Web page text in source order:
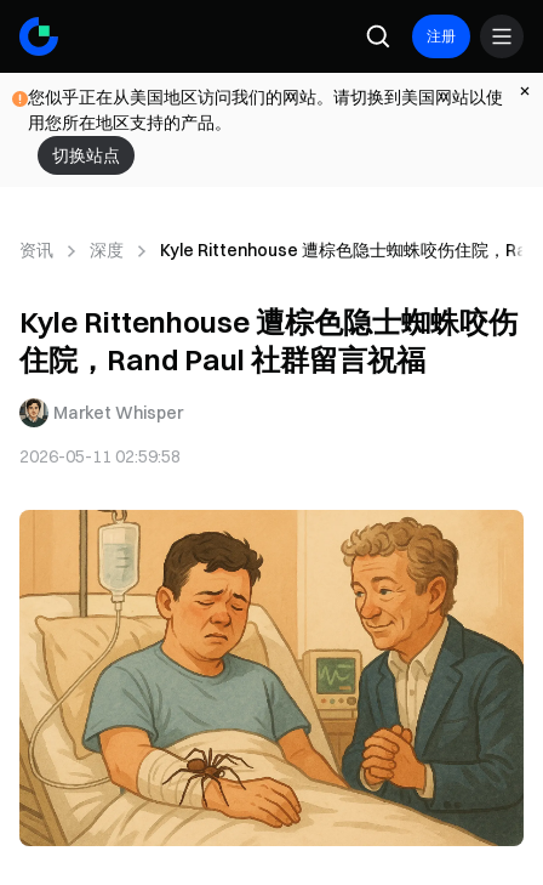
注册
您似乎正在从美国地区访问我们的网站。请切换到美国网站以使
用您所在地区支持的产品。
切换站点
资讯 深度 Kyle Rittenhouse 遭棕色隐士蜘蛛咬伤住院，
Kyle Rittenhouse 遭棕色隐士蜘蛛咬伤
住院，Rand Paul 社群留言祝福
Market Whisper
2026-05-11 02:59:58